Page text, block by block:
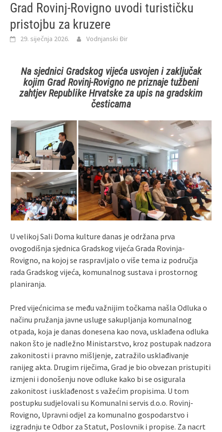
Grad Rovinj-Rovigno uvodi turističku
pristojbu za kruzere
29. siječnja 2026. Vodnjanski Đir
Na sjednici Gradskog vijeća usvojen i zaključak
kojim Grad Rovinj-Rovigno ne priznaje tužbeni
zahtjev Republike Hrvatske za upis na gradskim
česticama
U velikoj Sali Doma kulture danas je održana prva
ovogodišnja sjednica Gradskog vijeća Grada Rovinja-
Rovigno, na kojoj se raspravljalo o više tema iz područja
rada Gradskog vijeća, komunalnog sustava i prostornog
planiranja.
Pred vijećnicima se među važnijim točkama našla Odluka o
načinu pružanja javne usluge sakupljanja komunalnog
otpada, koja je danas donesena kao nova, usklađena odluka
nakon što je nadležno Ministarstvo, kroz postupak nadzora
zakonitosti i pravno mišljenje, zatražilo usklađivanje
ranijeg akta. Drugim riječima, Grad je bio obvezan pristupiti
izmjeni i donošenju nove odluke kako bi se osigurala
zakonitost i usklađenost s važećim propisima. U tom
postupku sudjelovali su Komunalni servis d.o.o. Rovinj-
Rovigno, Upravni odjel za komunalno gospodarstvo i
izgradnju te Odbor za Statut, Poslovnik i propise. Za nacrt